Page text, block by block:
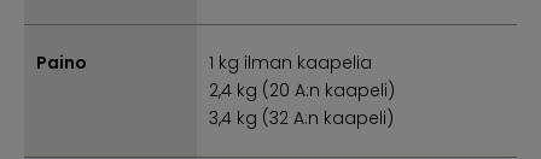
Paino
1 kg ilman kaapelia
2,4 kg (20 A:n kaapeli)
3,4 kg (32 A:n kaapeli)